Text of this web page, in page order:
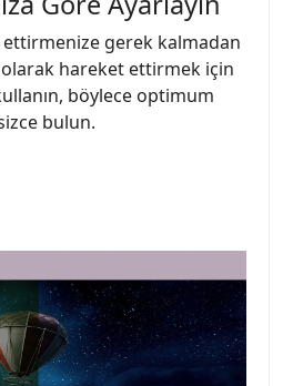
gerek kalmadan
olarak hareket ettirmek için
böylece optimum
bulun.